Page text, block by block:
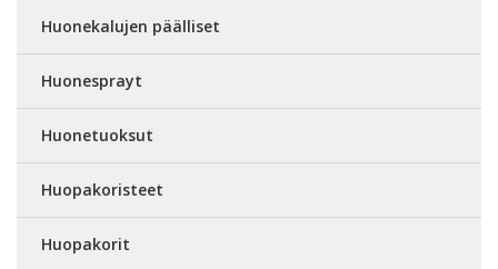
Huonekalujen päälliset
Huonesprayt
Huonetuoksut
Huopakoristeet
Huopakorit